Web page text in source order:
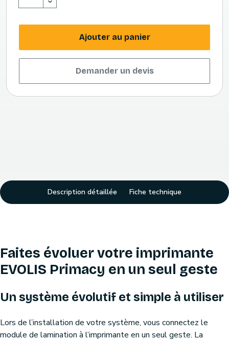
Ajouter au panier
Demander un devis
Description détaillée Fiche technique
Faites évoluer votre imprimante
EVOLIS Primacy en un seul geste
Un système évolutif et simple à utiliser
Lors de l’installation de votre système, vous connectez le
module de lamination à l’imprimante en un seul geste. La